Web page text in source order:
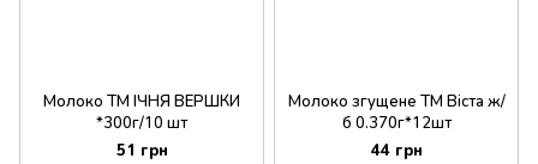
Молоко ТМ ІЧНЯ ВЕРШКИ
*300г/10 шт
51 грн
Молоко згущене ТМ Віста ж/
б 0.370г*12шт
44 грн